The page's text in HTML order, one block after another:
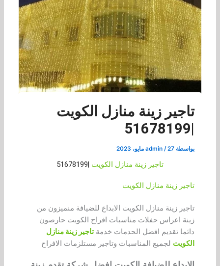
تاجير زينة منازل الكويت
|51678199
بواسطة admin /27 مايو، 2023
تاجير زينة منازل الكويت |51678199
تاجير زينة منازل الكويت
تاجير زينة منازل الكويت الابداع للضيافة منميزون من
زينة اعراس حفلات مناسبات افراح الكويت حارصون
دائما تقديم افضل الحدمات خدمة تاجير زينة منازل
الكويت لجميع المناسبات وتاجير مستلزمات الافراح